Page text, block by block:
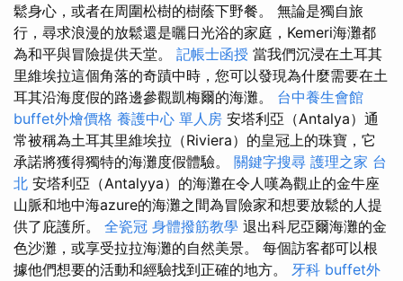
鬆身心，或者在周圍松樹的樹蔭下野餐。 無論是獨自旅
行，尋求浪漫的放鬆還是曬日光浴的家庭，Kemeri海灘都
為和平與冒險提供天堂。 記帳士函授 當我們沉浸在土耳其
里維埃拉這個角落的奇蹟中時，您可以發現為什麼需要在土
耳其沿海度假的路邊參觀凱梅爾的海灘。 台中養生會館
buffet外燴價格 養護中心 單人房 安塔利亞（Antalya）通
常被稱為土耳其里維埃拉（Riviera）的皇冠上的珠寶，它
承諾將獲得獨特的海灘度假體驗。 關鍵字搜尋 護理之家 台
北 安塔利亞（Antalyya）的海灘在令人嘆為觀止的金牛座
山脈和地中海azure的海灘之間為冒險家和想要放鬆的人提
供了庇護所。 全瓷冠 身體撥筋教學 退出科尼亞爾海灘的金
色沙灘，或享受拉拉海灘的自然美景。 每個訪客都可以根
據他們想要的活動和經驗找到正確的地方。 牙科 buffet外